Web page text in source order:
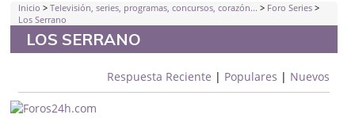
Inicio >Televisión, series, programas, concursos, corazón... > Foro Series >
Los Serrano
LOS SERRANO
Respuesta Reciente | Populares | Nuevos